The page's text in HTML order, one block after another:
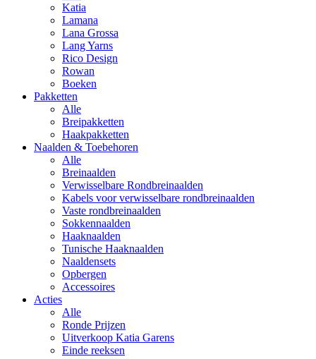
Katia
Lamana
Lana Grossa
Lang Yarns
Rico Design
Rowan
Boeken
Pakketten
Alle
Breipakketten
Haakpakketten
Naalden & Toebehoren
Alle
Breinaalden
Verwisselbare Rondbreinaalden
Kabels voor verwisselbare rondbreinaalden
Vaste rondbreinaalden
Sokkennaalden
Haaknaalden
Tunische Haaknaalden
Naaldensets
Opbergen
Accessoires
Acties
Alle
Ronde Prijzen
Uitverkoop Katia Garens
Einde reeksen